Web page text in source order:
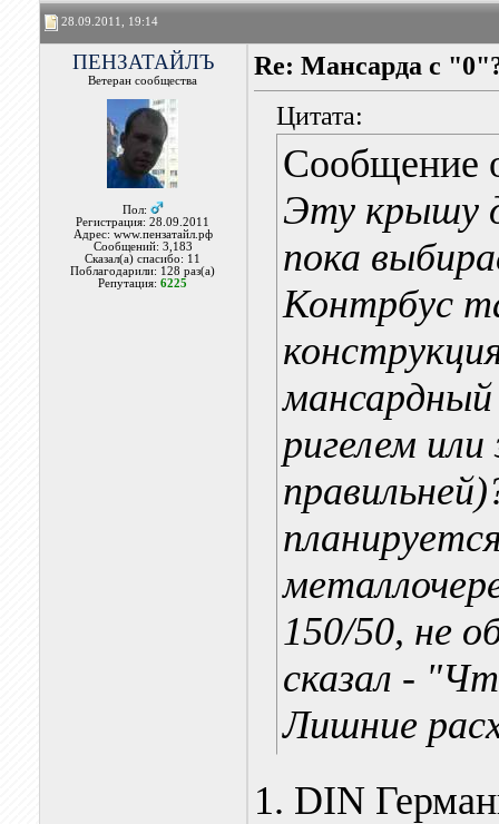
28.09.2011, 19:14
ПЕНЗАТАЙЛЪ
Ветеран сообщества
Пол:
Регистрация: 28.09.2011
Адрес: www.пензатайл.рф
Сообщений: 3,183
Сказал(а) спасибо: 11
Поблагодарили: 128 раз(а)
Репутация:6225
Re: Мансарда с
Цитата:
Сообщение
Эту крышу
пока
Контрбус
ригелем
150/50, не
сказал -
Лишние
1. DIN